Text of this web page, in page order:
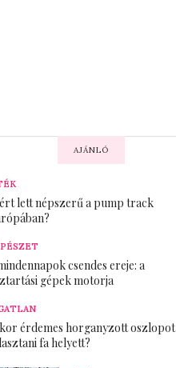
AJÁNLÓ
lett népszerű a pump track
csendes ereje: a
gépek motorja
érdemes horganyzott oszlopot
fa helyett?